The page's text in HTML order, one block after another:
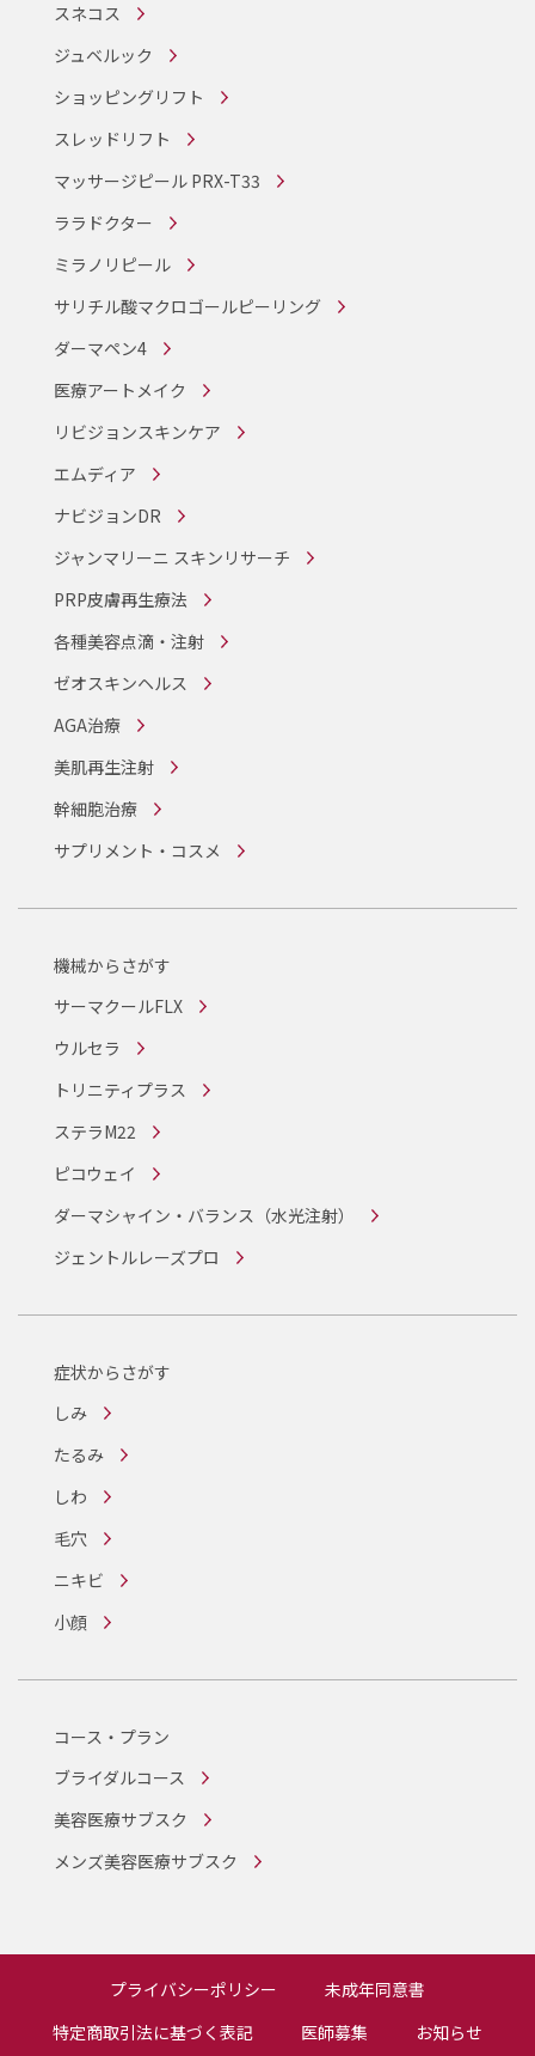
スネコス
ジュベルック
ショッピングリフト
スレッドリフト
マッサージピール PRX-T33
ララドクター
ミラノリピール
サリチル酸マクロゴールピーリング
ダーマペン4
医療アートメイク
リビジョンスキンケア
エムディア
ナビジョンDR
ジャンマリーニ スキンリサーチ
PRP皮膚再生療法
各種美容点滴・注射
ゼオスキンヘルス
AGA治療
美肌再生注射
幹細胞治療
サプリメント・コスメ
機械からさがす
サーマクールFLX
ウルセラ
トリニティプラス
ステラM22
ピコウェイ
ダーマシャイン・バランス （水光注射）
ジェントルレーズプロ
症状からさがす
しみ
たるみ
しわ
毛穴
ニキビ
小顔
コース・プラン
ブライダルコース
美容医療サブスク
メンズ美容医療サブスク
プライバシーポリシー
未成年同意書
特定商取引法に基づく表記
医師募集 お知らせ